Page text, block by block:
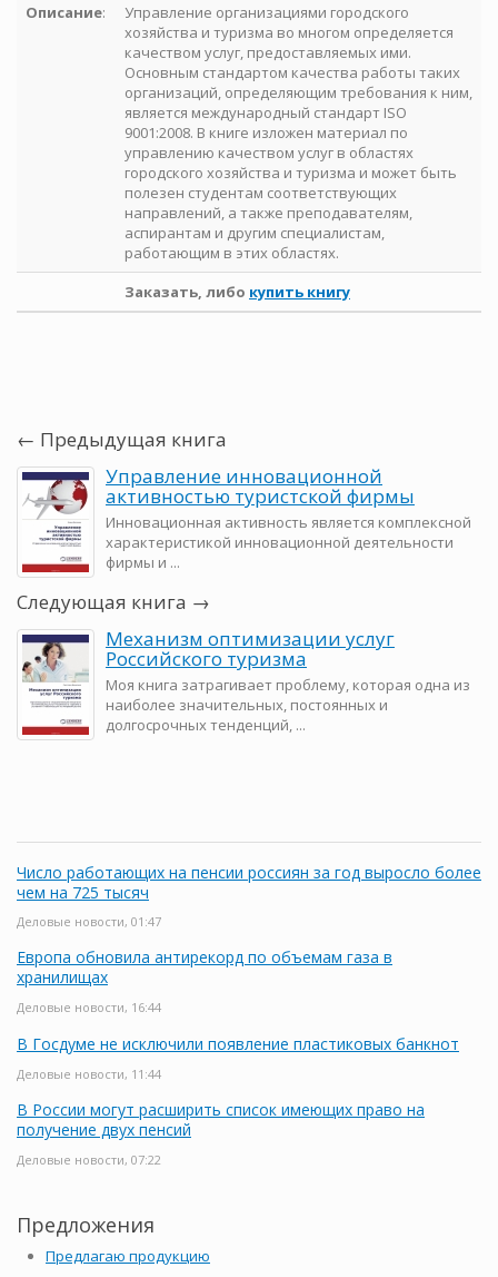
Описание:
Управление организациями городского
хозяйства и туризма во многом определяется
качеством услуг, предоставляемых ими.
Основным стандартом качества работы таких
организаций, определяющим требования к ним,
является международный стандарт ISO
9001:2008. В книге изложен материал по
управлению качеством услуг в областях
городского хозяйства и туризма и может быть
полезен студентам соответствующих
направлений, а также преподавателям,
аспирантам и другим специалистам,
работающим в этих областях.
Заказать, либо купить книгу
← Предыдущая книга
Управление инновационной
активностью туристской фирмы
Инновационная активность является комплексной
характеристикой инновационной деятельности
фирмы и ...
Следующая книга →
Механизм оптимизации услуг
Российского туризма
Моя книга затрагивает проблему, которая одна из
наиболее значительных, постоянных и
долгосрочных тенденций, ...
Число работающих на пенсии россиян за год выросло более
чем на 725 тысяч
Деловые новости, 01:47
Европа обновила антирекорд по объемам газа в
хранилищах
Деловые новости, 16:44
В Госдуме не исключили появление пластиковых банкнот
Деловые новости, 11:44
В России могут расширить список имеющих право на
получение двух пенсий
Деловые новости, 07:22
Предложения
Предлагаю продукцию